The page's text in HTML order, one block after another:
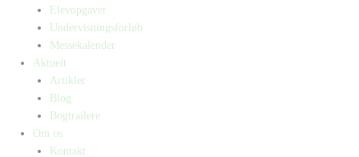
Elevopgaver
Undervisningsforløb
Messekalender
Aktuelt
Artikler
Blog
Bogtrailere
Om os
Kontakt